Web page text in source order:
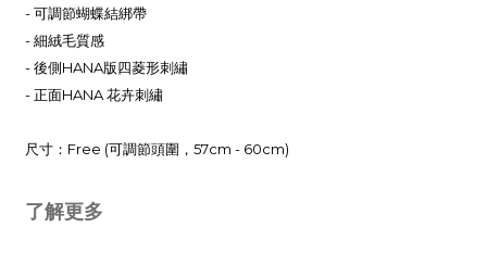
- 可調節蝴蝶結綁帶
- 細絨毛質感
- 後側HANA版四菱形刺繡
- 正面HANA 花卉刺繡
尺寸：Free (可調節頭圍，57cm - 60cm)
了解更多